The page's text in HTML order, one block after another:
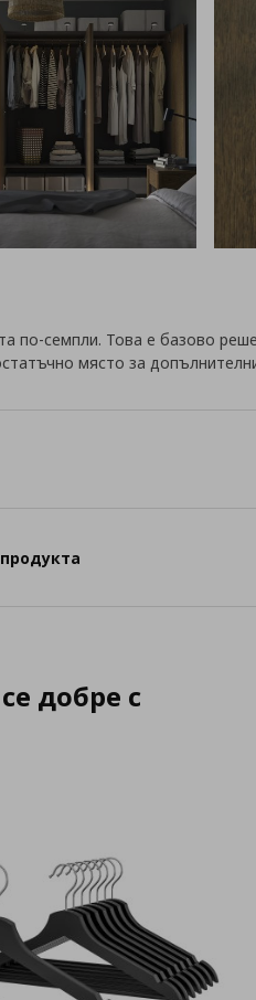
по-семпли. Това е базово
място за
добре с